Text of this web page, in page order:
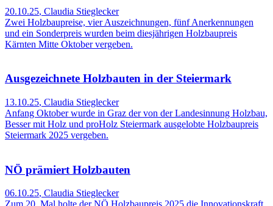
20.10.25, Claudia Stieglecker
Zwei Holzbaupreise, vier Auszeichnungen, fünf Anerkennungen
und ein Sonderpreis wurden beim diesjährigen Holzbaupreis
Kärnten Mitte Oktober vergeben.
Ausgezeichnete Holzbauten in der Steiermark
13.10.25, Claudia Stieglecker
Anfang Oktober wurde in Graz der von der Landesinnung Holzbau,
Besser mit Holz und proHolz Steiermark ausgelobte Holzbaupreis
Steiermark 2025 vergeben.
NÖ prämiert Holzbauten
06.10.25, Claudia Stieglecker